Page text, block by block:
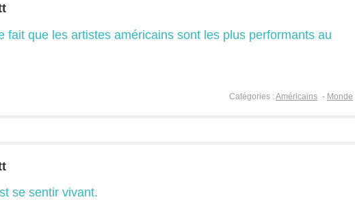
fait que les artistes américains sont les plus performants au
Catégories :Américains - Monde
se sentir vivant.